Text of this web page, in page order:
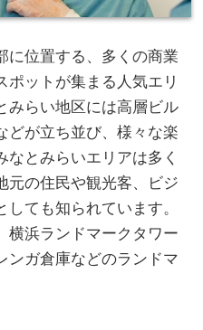
に位置する、多くの商業
ポットが集まる人気エリ
みらい地区には高層ビル
どが立ち並び、様々な楽
なとみらいエリアは多く
元の住民や観光客、ビジ
ても知られています。
横浜ランドマークタワー
ンガ倉庫などのランドマ